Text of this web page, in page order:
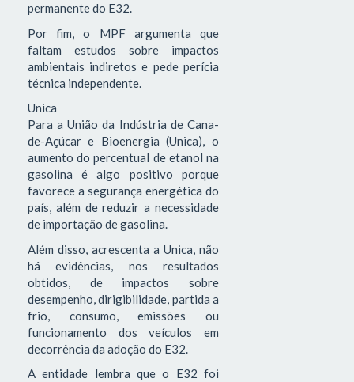
permanente do E32.
Por fim, o MPF argumenta que
faltam estudos sobre impactos
ambientais indiretos e pede perícia
técnica independente.
Unica
Para a União da Indústria de Cana-
de-Açúcar e Bioenergia (Unica), o
aumento do percentual de etanol na
gasolina é algo positivo porque
favorece a segurança energética do
país, além de reduzir a necessidade
de importação de gasolina.
Além disso, acrescenta a Unica, não
há evidências, nos resultados
obtidos, de impactos sobre
desempenho, dirigibilidade, partida a
frio, consumo, emissões ou
funcionamento dos veículos em
decorrência da adoção do E32.
A entidade lembra que o E32 foi